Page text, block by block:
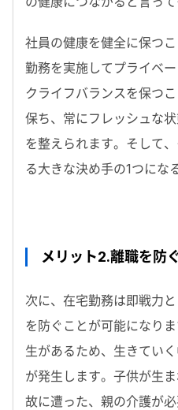
社員の健康を健全に保つ
勤務を実施してプライベ
クライフバランスを保つ
保ち、常にフレッシュな
を整えられます。そして
る大きな決め手の1つにな
メリット2.離職を防
次に、在宅勤務は即戦力
を防ぐことが可能になり
生があるため、生きてい
が発生します。子供が生
故に遭った、親の介護が